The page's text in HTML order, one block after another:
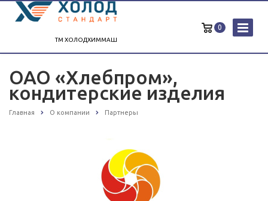
ТМ ХОЛОДХИММАШ
0
ОАО «Хлебпром»,
кондитерские изделия
Главная О компании Партнеры